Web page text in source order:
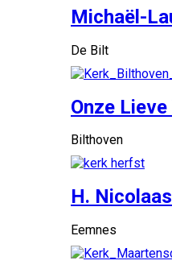
Michaël-
De Bilt
Onze
Bilthoven
H.
Eemnes